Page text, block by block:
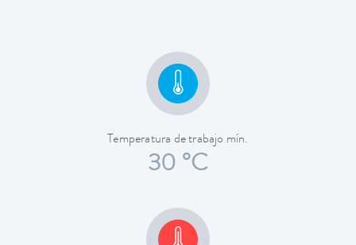
Temperatura de trabajo mín.
30 °C